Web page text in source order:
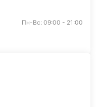
Пн-Вс: 09:00 - 21:00